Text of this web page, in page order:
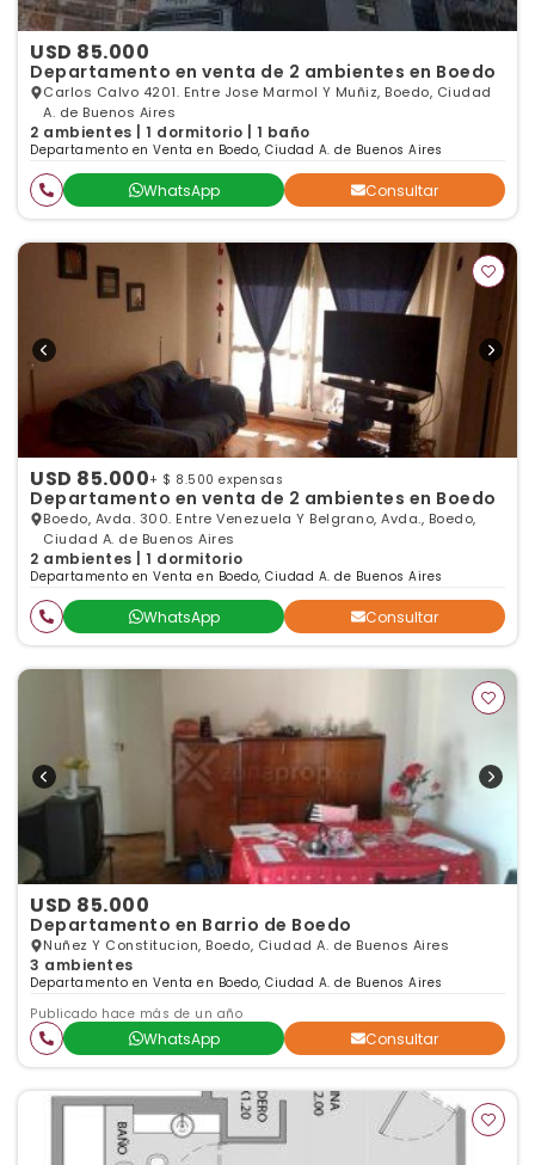
USD 85.000
Departamento en venta de 2 ambientes en Boedo
Carlos Calvo 4201. Entre Jose Marmol Y Muñiz, Boedo, Ciudad
A. de Buenos Aires
2 ambientes | 1 dormitorio | 1 baño
Departamento en Venta en Boedo, Ciudad A. de Buenos Aires
WhatsApp Consultar
USD 85.000+ $ 8.500 expensas
Departamento en venta de 2 ambientes en Boedo
Boedo, Avda. 300. Entre Venezuela Y Belgrano, Avda., Boedo,
Ciudad A. de Buenos Aires
2 ambientes | 1 dormitorio
Departamento en Venta en Boedo, Ciudad A. de Buenos Aires
WhatsApp Consultar
USD 85.000
Departamento en Barrio de Boedo
Nuñez Y Constitucion, Boedo, Ciudad A. de Buenos Aires
3 ambientes
Departamento en Venta en Boedo, Ciudad A. de Buenos Aires
Publicado hace más de un año
WhatsApp Consultar